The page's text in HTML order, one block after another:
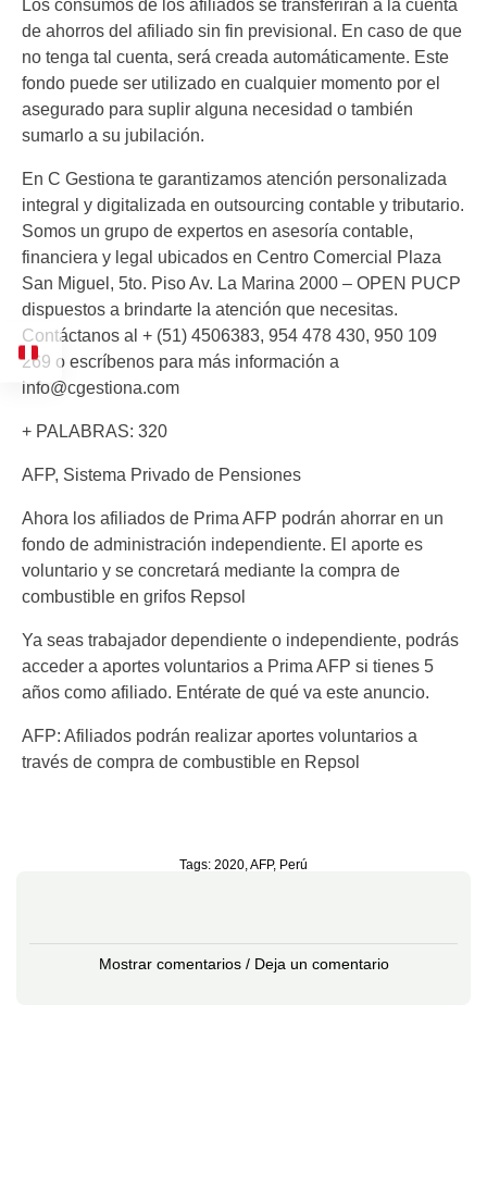
Los consumos de los afiliados se transferirán a la cuenta
de ahorros del afiliado sin fin previsional. En caso de que
no tenga tal cuenta, será creada automáticamente. Este
fondo puede ser utilizado en cualquier momento por el
asegurado para suplir alguna necesidad o también
sumarlo a su jubilación.
En C Gestiona te garantizamos atención personalizada
integral y digitalizada en outsourcing contable y tributario.
Somos un grupo de expertos en asesoría contable,
financiera y legal ubicados en Centro Comercial Plaza
San Miguel, 5to. Piso Av. La Marina 2000 – OPEN PUCP
dispuestos a brindarte la atención que necesitas.
Contáctanos al + (51) 4506383, 954 478 430, 950 109
269 o escríbenos para más información a
info@cgestiona.com
+ PALABRAS: 320
AFP, Sistema Privado de Pensiones
Ahora los afiliados de Prima AFP podrán ahorrar en un
fondo de administración independiente. El aporte es
voluntario y se concretará mediante la compra de
combustible en grifos Repsol
Ya seas trabajador dependiente o independiente, podrás
acceder a aportes voluntarios a Prima AFP si tienes 5
años como afiliado. Entérate de qué va este anuncio.
AFP: Afiliados podrán realizar aportes voluntarios a
través de compra de combustible en Repsol
Tags: 2020,AFP, Perú
Mostrar comentarios / Deja un comentario